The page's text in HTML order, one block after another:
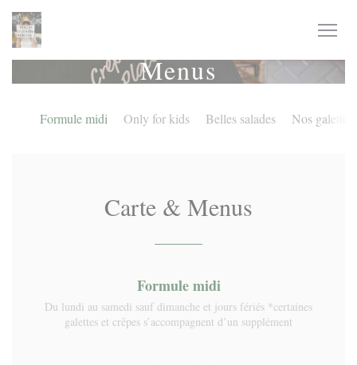
Painel de Gerenciamento de Cookies
Menus
Formule midi Only for kids Belles salades Nos galettes
Carte & Menus
Formule midi
Du lundi au samedi sauf dimanche et jours fériés *certaines
galettes et crêpes s’accompagnent d’un supplément